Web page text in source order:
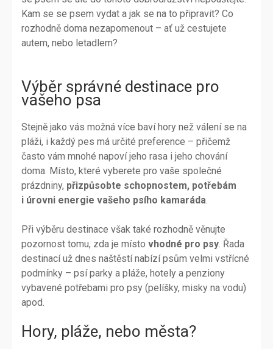
Kam se se psem vydat a jak se na to připravit? Co
rozhodně doma nezapomenout – ať už cestujete
autem, nebo letadlem?
Výběr správné destinace pro
vašeho psa
Stejně jako vás možná více baví hory než válení se na
pláži, i každý pes má určité preference – přičemž
často vám mnohé napoví jeho rasa i jeho chování
doma. Místo, které vyberete pro vaše společné
prázdniny, přizpůsobte schopnostem, potřebám
i úrovni energie vašeho psího kamaráda.
Při výběru destinace však také rozhodně věnujte
pozornost tomu, zda je místo vhodné pro psy. Řada
destinací už dnes naštěstí nabízí psům velmi vstřícné
podmínky – psí parky a pláže, hotely a penziony
vybavené potřebami pro psy (pelíšky, misky na vodu)
apod.
Hory, pláže, nebo města?